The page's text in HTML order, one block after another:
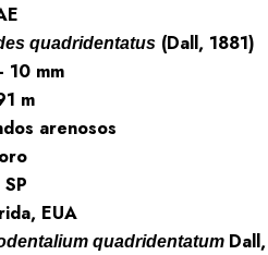
quadridentatus(Dall, 1881)
10 mm
m
arenosos
EUA
quadridentatum